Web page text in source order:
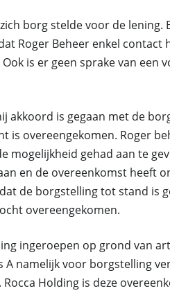
borg stelde voor de lening.
Roger Beheer enkel contact
is er geen sprake van een
akkoord is gegaan met de
is overeengekomen. Roger
mogelijkheid gehad aan te
en de overeenkomst heeft
de borgstelling tot stand is
overeengekomen.
ingeroepen op grond van
A namelijk voor borgstelling
Holding is deze